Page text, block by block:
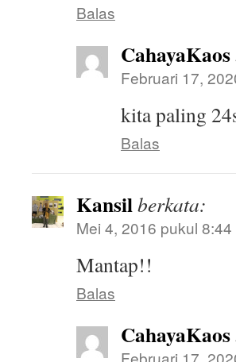
Balas
CahayaKaos
Februari 17,
kita paling
Balas
Kansilberkata:
Mei 4, 2016 pukul 8:44
Mantap!!
Balas
CahayaKaos
Februari 17,